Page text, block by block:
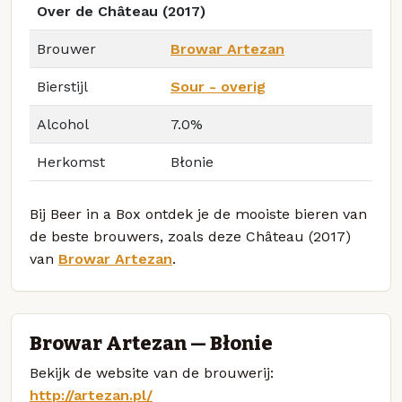
Over de Château (2017)
Brouwer Browar Artezan
Bierstijl Sour - overig
Alcohol 7.0%
Herkomst Błonie
Bij Beer in a Box ontdek je de mooiste bieren van
de beste brouwers, zoals deze Château (2017)
van Browar Artezan.
Browar Artezan — Błonie
Bekijk de website van de brouwerij:
http://artezan.pl/